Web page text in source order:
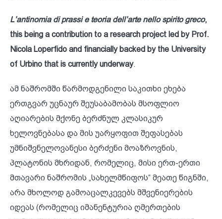
L’antinomia di prassi e teoria dell’arte nello spirito greco,
this being a contribution to a research project led by Prof.
Nicola Loperfido and financially backed by the University
of Urbino that is currently underway.
ამ ნაშრომში წარმოდგენილი საკითხი ეხება
ერთგვარ უცნაურ შეუსაბამობას მსოფლიო
აღიარების მქონე ბერძნულ კლასიკურ
ხელოვნებასა და მის უარყოფით შეფასებას
უმნიშვნელოვანესი ბერძენი მოაზროვნის,
პლატონის მხრიდან, რომელიც, მისი ერთ-ერთი
მთავარი ნაშრომის „სახელმწიფოს“ მეათე წიგნში,
არა მხოლოდ გამოაცალკევებს მშვენიერების
იდეას (რომელიც იმანენტურია ღმერთების